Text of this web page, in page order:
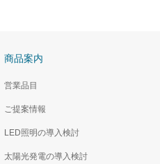
商品案内
営業品目
ご提案情報
LED照明の導入検討
太陽光発電の導入検討